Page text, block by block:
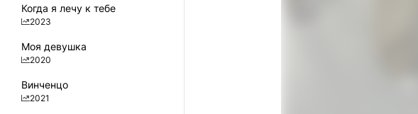
Когда я лечу к тебе
2023
Моя девушка
2020
Винченцо
2021